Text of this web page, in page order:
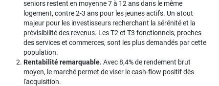
seniors restent en moyenne 7 à 12 ans dans le même
logement, contre 2-3 ans pour les jeunes actifs. Un atout
majeur pour les investisseurs recherchant la sérénité et la
prévisibilité des revenus. Les T2 et T3 fonctionnels, proches
des services et commerces, sont les plus demandés par cette
population.
Rentabilité remarquable. Avec 8,4% de rendement brut
moyen, le marché permet de viser le cash-flow positif dès
l'acquisition.